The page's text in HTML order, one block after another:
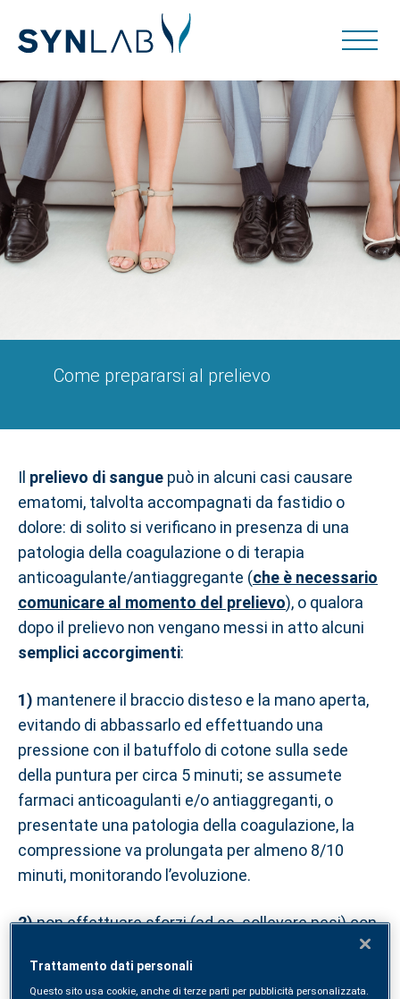
Come prepararsi al prelievo
Il prelievo di sangue può in alcuni casi causare
ematomi, talvolta accompagnati da fastidio o
dolore: di solito si verificano in presenza di una
patologia della coagulazione o di terapia
anticoagulante/antiaggregante (che è necessario
comunicare al momento del prelievo), o qualora
dopo il prelievo non vengano messi in atto alcuni
semplici accorgimenti:
1) mantenere il braccio disteso e la mano aperta,
evitando di abbassarlo ed effettuando una
pressione con il batuffolo di cotone sulla sede
della puntura per circa 5 minuti; se assumete
farmaci anticoagulanti e/o antiaggreganti, o
presentate una patologia della coagulazione, la
compressione va prolungata per almeno 8/10
minuti, monitorando l’evoluzione.
2)non effettuare sforzi (ad es. sollevare pesi) con
minuti;
Trattamento dati personali
Questo sito usa cookie, anche di terze parti per pubblicità personalizzata.